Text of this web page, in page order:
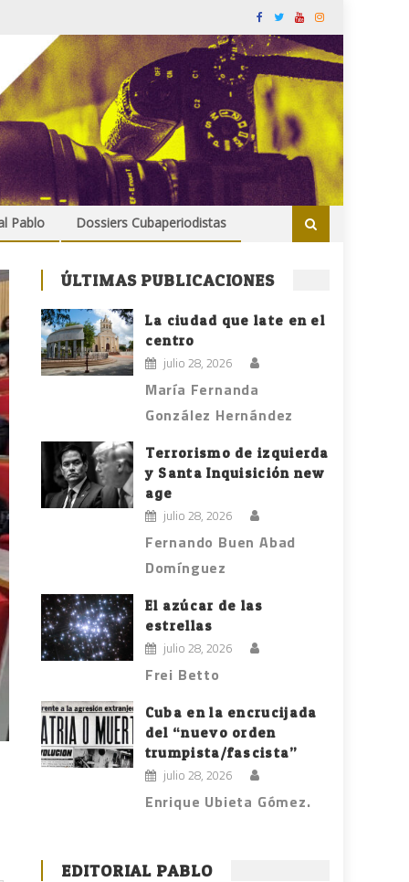
Pablo Dossiers Cubaperiodistas
ÚLTIMAS PUBLICACIONES
La ciudad que late en el
centro
julio 28, 2026
María Fernanda
González Hernández
Terrorismo de izquierda
y Santa Inquisición new
age
julio 28, 2026
Fernando Buen Abad
Domínguez
El azúcar de las
estrellas
julio 28, 2026
Frei Betto
Cuba en la encrucijada
del “nuevo orden
trumpista/fascista”
julio 28, 2026
Enrique Ubieta Gómez.
EDITORIAL PABLO